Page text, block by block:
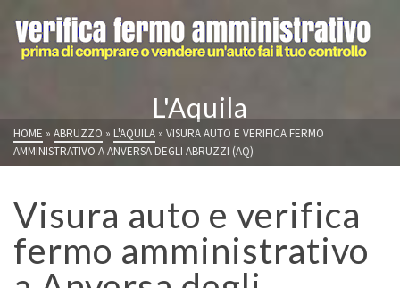
L'Aquila
HOME » ABRUZZO » L'AQUILA » VISURA AUTO E VERIFICA FERMO
AMMINISTRATIVO A ANVERSA DEGLI ABRUZZI (AQ)
Visura auto e verifica
fermo amministrativo